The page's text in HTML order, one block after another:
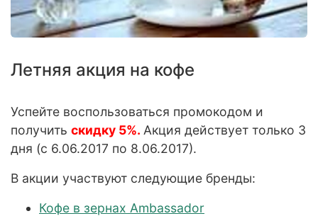
Летняя акция на кофе
Успейте воспользоваться промокодом и
получить скидку 5%. Акция действует только 3
дня (с 6.06.2017 по 8.06.2017).
В акции участвуют следующие бренды:
Кофе в зернах Ambassador